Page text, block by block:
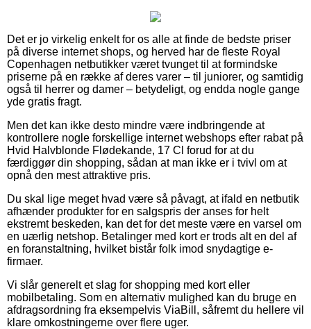
Det er jo virkelig enkelt for os alle at finde de bedste priser
på diverse internet shops, og herved har de fleste Royal
Copenhagen netbutikker været tvunget til at formindske
priserne på en række af deres varer – til juniorer, og samtidig
også til herrer og damer – betydeligt, og endda nogle gange
yde gratis fragt.
Men det kan ikke desto mindre være indbringende at
kontrollere nogle forskellige internet webshops efter rabat på
Hvid Halvblonde Flødekande, 17 Cl forud for at du
færdiggør din shopping, sådan at man ikke er i tvivl om at
opnå den mest attraktive pris.
Du skal lige meget hvad være så påvagt, at ifald en netbutik
afhænder produkter for en salgspris der anses for helt
ekstremt beskeden, kan det for det meste være en varsel om
en uærlig netshop. Betalinger med kort er trods alt en del af
en foranstaltning, hvilket bistår folk imod snydagtige e-
firmaer.
Vi slår generelt et slag for shopping med kort eller
mobilbetaling. Som en alternativ mulighed kan du bruge en
afdragsordning fra eksempelvis ViaBill, såfremt du hellere vil
klare omkostningerne over flere uger.